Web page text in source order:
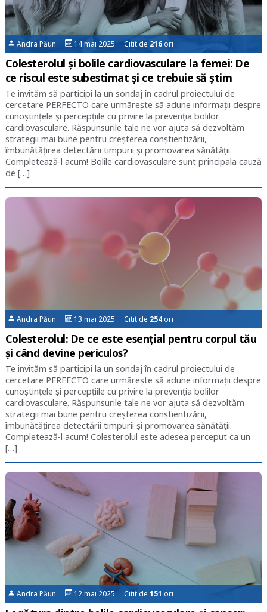
Andra Păun 14 mai 2025 Citit de 216ori
Colesterolul și bolile cardiovasculare la femei: De
ce riscul este subestimat și ce trebuie să știm
Te invităm să participi la un sondaj în cadrul proiectului de
cercetare PERFECTO care urmărește să adune informații despre
cunoștințele și percepțiile cu privire la prevenția bolilor
cardiovasculare. Răspunsurile tale ne vor ajuta să dezvoltăm
strategii mai bune pentru creșterea conștientizării,
îmbunătățirea detectării timpurii și promovarea sănătății.
Completează-l acum! Bolile cardiovasculare sunt principala cauză
de […]
Andra Păun 13 mai 2025 Citit de 254ori
Colesterolul: De ce este esențial pentru corpul tău
și când devine periculos?
Te invităm să participi la un sondaj în cadrul proiectului de
cercetare PERFECTO care urmărește să adune informații despre
cunoștințele și percepțiile cu privire la prevenția bolilor
cardiovasculare. Răspunsurile tale ne vor ajuta să dezvoltăm
strategii mai bune pentru creșterea conștientizării,
îmbunătățirea detectării timpurii și promovarea sănătății.
Completează-l acum! Colesterolul este adesea perceput ca un
[…]
Andra Păun 12 mai 2025 Citit de151 ori